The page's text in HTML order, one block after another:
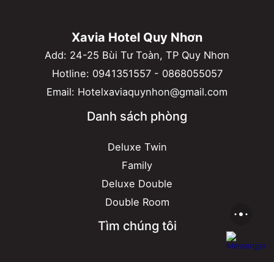
Xavia Hotel Quy Nhơn
Add: 24-25 Bùi Tư Toàn, TP Quy Nhơn
Hotline: 0941351557- 0868055057
Email: Hotelxaviaquynhon@gmail.com
Danh sách phòng
Deluxe Twin
Family
Deluxe Double
Double Room
Tìm chúng tôi